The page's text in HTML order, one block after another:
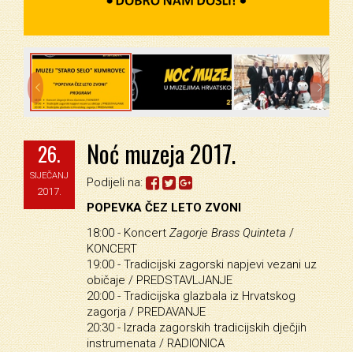
 
26.
SIJEČANJ
2017.
Noć muzeja 2017.
Podijeli na:
POPEVKA ČEZ LETO ZVONI
18:00 - KoncertZagorje Brass Quinteta/
KONCERT
19:00 - Tradicijski zagorski napjevi vezani uz
običaje / PREDSTAVLJANJE
20:00 - Tradicijska glazbala iz Hrvatskog
zagorja / PREDAVANJE
20:30 -Izrada zagorskih tradicijskih dječjih
instrumenata / RADIONICA